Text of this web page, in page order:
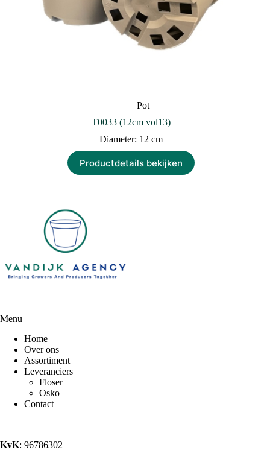
Pot
T0033 (12cm vol13)
Diameter: 12 cm
Productdetails bekijken
Menu
Home
Over ons
Assortiment
Leveranciers
Floser
Osko
Contact
KvK: 96786302